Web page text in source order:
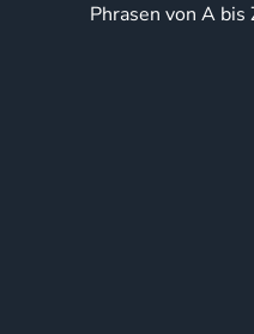
Phrasen von A bis